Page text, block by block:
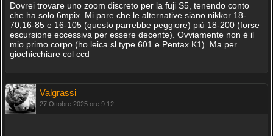
Dovrei trovare uno zoom discreto per la fuji S5, tenendo conto
che ha solo 6mpix. Mi pare che le alternative siano nikkor 18-
70,16-85 e 16-105 (questo parrebbe peggiore) più 18-200 (forse
escursione eccessiva per essere decente). Ovviamente non è il
mio primo corpo (ho leica sl type 601 e Pentax K1). Ma per
giochicchiare col ccd
Valgrassi
27 Ottobre 2025 ore 9:12